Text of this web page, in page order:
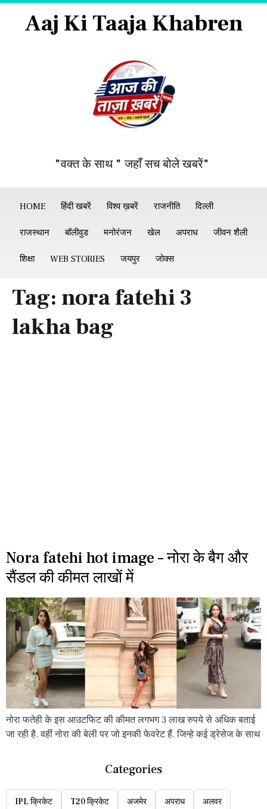
Aaj Ki Taaja Khabren
"वक्त के साथ " जहाँ सच बोले खबरें"
HOME हिंदी खबरें विश्व ख़बरें राजनीति दिल्ली
राजस्थान बॉलीवुड मनोरंजन खेल अपराध जीवन शैली
शिक्षा WEB STORIES जयपुर जोक्स
Tag: nora fatehi 3
lakha bag
Nora fatehi hot image – नोरा के बैग और
सैंडल की कीमत लाखों में
नोरा फतेही के इस आउटफिट की कीमत लगभग 3 लाख रुपये से अधिक बताई
जा रही है. वहीं नोरा की बेली पर जो इनकी फेवरेट हैं. जिन्हे कई ड्रेसेज के साथ
Categories
IPL क्रिकेट T20 क्रिकेट अजमेर अपराध अलवर